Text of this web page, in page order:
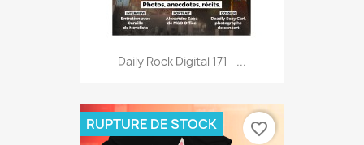
Daily Rock Digital 171 –...
RUPTURE DE STOCK favorite_border